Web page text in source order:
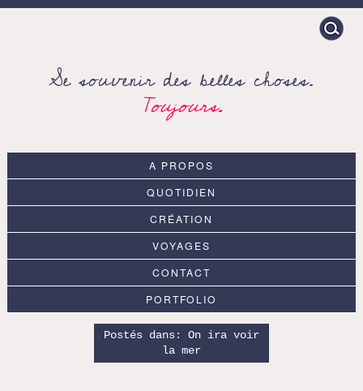
Search
for:
Se souvenir des belles choses.
Toujours.
A PROPOS
QUOTIDIEN
CRÉATION
VOYAGES
CONTACT
PORTFOLIO
Postés dans:
On ira voir
la mer